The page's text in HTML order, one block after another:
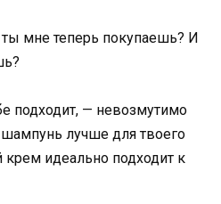
мне теперь покупаешь? И
подходит, — невозмутимо
лучше для твоего
крем идеально подходит к